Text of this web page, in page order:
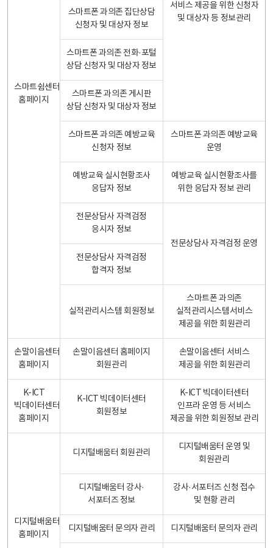
스마트쉼센터
홈페이지
서비스 제공을 위한 신청자
및 대상자 등 정보관리
스마트폰 과의존 집단상담
신청자 및 대상자 정보
스마트폰 과의존 전화·포털
상담 신청자 및 대상자 정보
스마트폰 과의존 게시판
상담 신청자 및 대상자 정보
스마트폰 과의존 예방교육
신청자 정보
스마트폰 과의존 예방교육
운영
예방교육 실시현황조사
응답자 정보
예방교육 실시현황조사를
위한 응답자 정보 관리
전문상담사 자격검정
응시자 정보
전문상담사 자격검정 운영
전문상담사 자격검정
합격자 정보
실적관리시스템 회원정보
스마트폰 과의존
실적관리시스템서비스
제공을 위한 회원관리
손말이음센터
홈페이지
손말이음센터 홈페이지
회원관리
손말이음센터 서비스
제공을 위한 회원관리
K-ICT
빅데이터센터
홈페이지
K-ICT 빅데이터센터
회원정보
K-ICT 빅데이터센터
인프라 운영 등 서비스
제공을 위한 회원정보 관리
디지털배움터
홈페이지
디지털배움터 회원관리
디지털배움터 운영 및
회원관리
디지털배움터 강사·
서포터즈 정보
강사·서포터즈 신청 접수
및 현황 관리
디지털배움터 문의자 관리 디지털배움터 문의자 관리